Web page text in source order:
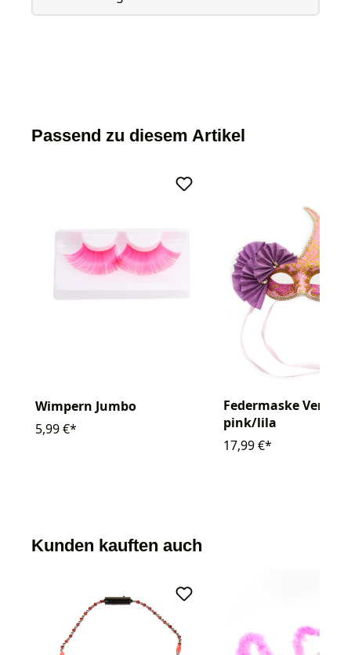
Passend zu diesem Artikel
Wimpern Jumbo
5,99 €*
Federmaske Venezia
pink/lila
17,99 €*
Kunden kauften auch